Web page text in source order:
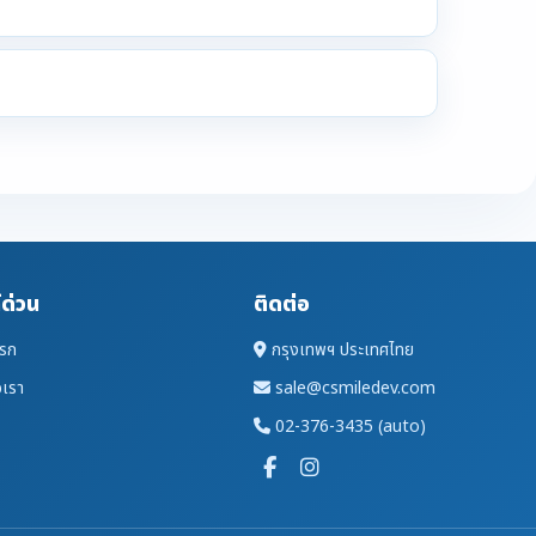
วน
ก
รา
ติดต่อ
กรุงเทพฯ ประเทศไทย
sale@csmiledev.com
02-376-3435 (auto)